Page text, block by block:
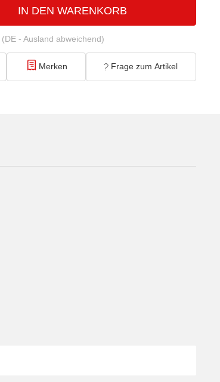
IN DEN WARENKORB
(DE - Ausland abweichend)
Merken Frage zum Artikel